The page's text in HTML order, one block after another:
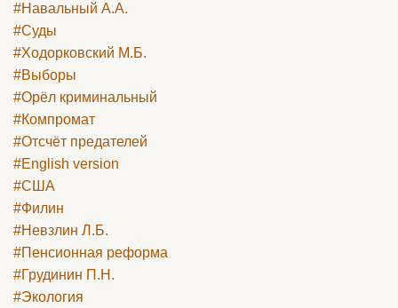
#Навальный А.А.
#Суды
#Ходорковский М.Б.
#Выборы
#Орёл криминальный
#Компромат
#Отсчёт предателей
#English version
#США
#Филин
#Невзлин Л.Б.
#Пенсионная реформа
#Грудинин П.Н.
#Экология